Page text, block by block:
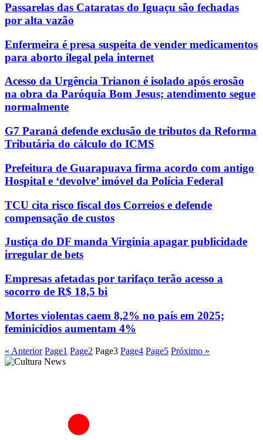
Passarelas das Cataratas do Iguaçu são fechadas
por alta vazão
Enfermeira é presa suspeita de vender medicamentos
para aborto ilegal pela internet
Acesso da Urgência Trianon é isolado após erosão
na obra da Paróquia Bom Jesus; atendimento segue
normalmente
G7 Paraná defende exclusão de tributos da Reforma
Tributária do cálculo do ICMS
Prefeitura de Guarapuava firma acordo com antigo
Hospital e ‘devolve’ imóvel da Polícia Federal
TCU cita risco fiscal dos Correios e defende
compensação de custos
Justiça do DF manda Virginia apagar publicidade
irregular de bets
Empresas afetadas por tarifaço terão acesso a
socorro de R$ 18,5 bi
Mortes violentas caem 8,2% no país em 2025;
feminicídios aumentam 4%
« Anterior Page1 Page2 Page3 Page4 Page5 Próximo »